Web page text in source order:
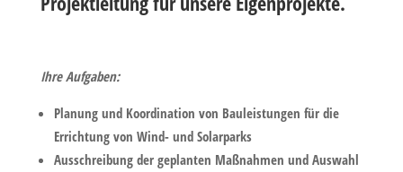
Ihre Aufgaben:
Planung und Koordination von Bauleistungen für die
Errichtung von Wind- und Solarparks
Ausschreibung der geplanten Maßnahmen und Auswahl